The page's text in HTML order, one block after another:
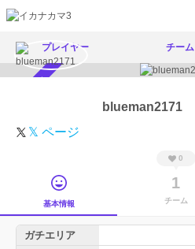
プレイヤー チーム
blueman2171
𝕏 ページ
基本情報
0
1
チーム
ガチエリア